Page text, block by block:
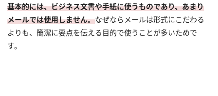
基本的には、ビジネス文書や手紙に使うものであり、あまり
メールでは使用しません。なぜならメールは形式にこだわる
よりも、簡潔に要点を伝える目的で使うことが多いためで
す。